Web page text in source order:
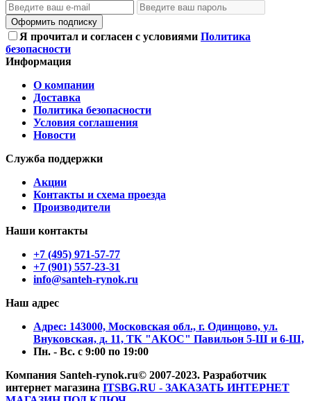
Оформить подписку
Я прочитал и согласен с условиями Политика
безопасности
Информация
О компании
Доставка
Политика безопасности
Условия соглашения
Новости
Служба поддержки
Акции
Контакты и схема проезда
Производители
Наши контакты
+7 (495) 971-57-77
+7 (901) 557-23-31
info@santeh-rynok.ru
Наш адрес
Aдрес: 143000, Московская обл., г. Одинцово, ул.
Внуковская, д. 11, ТК "АКОС" Павильон 5-Ш и 6-Ш,
Пн. - Вс. с 9:00 по 19:00
Компания Santeh-rynok.ru© 2007-2023. Разработчик
интернет магазина ITSBG.RU - ЗАКАЗАТЬ ИНТЕРНЕТ